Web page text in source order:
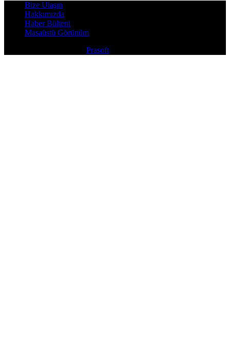
Bize Ulaşın
Hakkımızda
Haber Bülteni
Masaüstü Görünüm
Prasoft